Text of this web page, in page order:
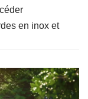
en inox et